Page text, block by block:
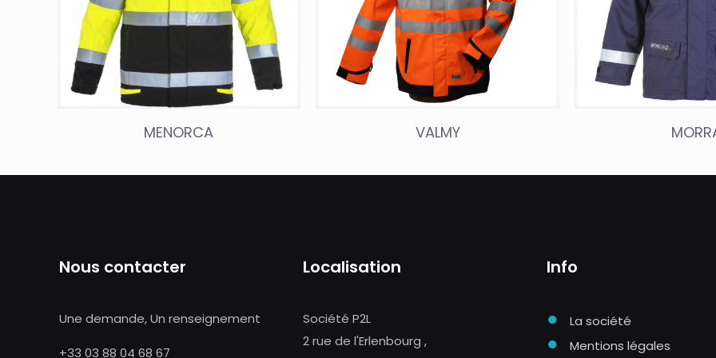
MENORCA VALMY
Nous contacter
Une demande, Un renseignement
+33 03 88 04 68 67
Localisation
Société P2L
2 rue de l'Erlenbourg ,
Info
● La société
● Mentions légales